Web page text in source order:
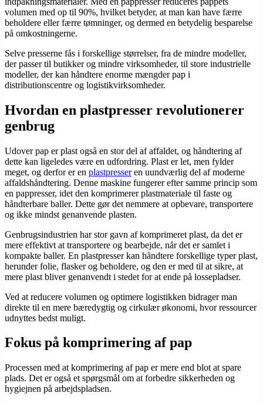
volumen med op til 90%, hvilket betyder, at man kan have færre
beholdere eller færre tømninger, og dermed en betydelig besparelse
på omkostningerne.
Selve presserne fås i forskellige størrelser, fra de mindre modeller,
der passer til butikker og mindre virksomheder, til store industrielle
modeller, der kan håndtere enorme mængder pap i
distributionscentre og logistikvirksomheder.
Hvordan en plastpresser revolutionerer
genbrug
Udover pap er plast også en stor del af affaldet, og håndtering af
dette kan ligeledes være en udfordring. Plast er let, men fylder
meget, og derfor er en ​plastpresseren uundværlig del af moderne
affaldshåndtering. Denne maskine fungerer efter samme princip som
en pappresser, idet den komprimerer plastmateriale til faste og
håndterbare baller. Dette gør det nemmere at opbevare, transportere
og ikke mindst genanvende plasten.
Genbrugsindustrien har stor gavn af komprimeret plast, da det er
mere effektivt at transportere og bearbejde, når det er samlet i
kompakte baller. En plastpresser kan håndtere forskellige typer plast,
herunder folie, flasker og beholdere, og den er med til at sikre, at
mere plast bliver genanvendt i stedet for at ende på lossepladser.
Ved at reducere volumen og optimere logistikken bidrager man
direkte til en mere bæredygtig og cirkulær økonomi, hvor ressourcer
udnyttes bedst muligt.
Fokus på komprimering af pap
Processen med at komprimering af pap er mere end blot at spare
plads. Det er også et spørgsmål om at forbedre sikkerheden og
hygiejnen på arbejdspladsen.